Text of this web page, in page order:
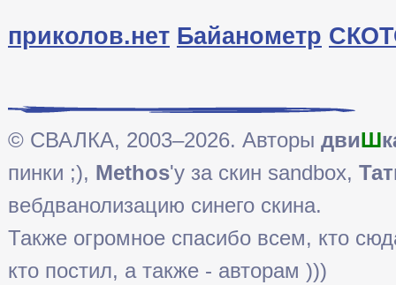
приколов.нет Байанометр
© СВАЛКА, 2003–2026. Авторы двиШ
пинки ;), Methos'у за скин sandbox,
вебдванолизацию синего скина.
Также огромное спасибо всем, кто
кто постил, а также - авторам )))